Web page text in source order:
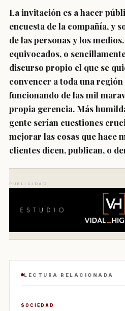
La invitación es a hacer
encuesta de la compañía, y
de las personas y los
equivocados, o
discurso propio el que se
convencer a toda una región
funcionando de las mil
propia gerencia. Más
gente serían cuestiones
mejorar las cosas que hace
clientes dicen, publican, o
PUBLICIDAD
LECTURA RELACIONADA
SOCIEDAD